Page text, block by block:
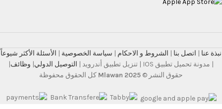
نبذة عنا | اتصل بنا | الشروط و الاحكام | سياسة الخصوصية | الأسئلة الأكثر شيوعاً
| مدونة تحميل تطبيق IOS | تنزيل تطبيق أندرويد |
التوصيل الدولي| وظائف|
حقوق النشر © Mlawan 2025 كل الحقوق محفوظة